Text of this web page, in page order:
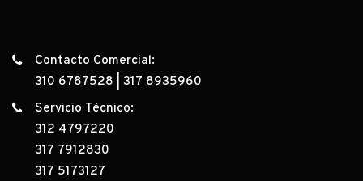
Contacto Comercial:
310 6787528
317 8935960
Servicio Técnico:
312 4797220
317 7912830
317 5173127